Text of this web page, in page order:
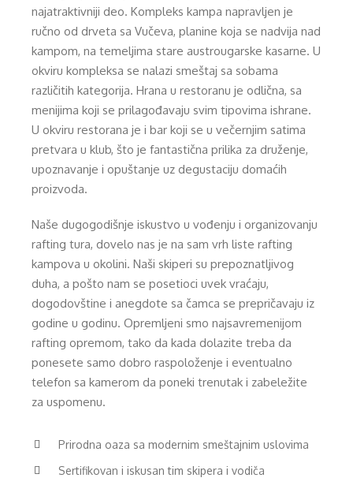
najatraktivniji deo. Kompleks kampa napravljen je
ručno od drveta sa Vučeva, planine koja se nadvija nad
kampom, na temeljima stare austrougarske kasarne. U
okviru kompleksa se nalazi smeštaj sa sobama
različitih kategorija. Hrana u restoranu je odlična, sa
menijima koji se prilagođavaju svim tipovima ishrane.
U okviru restorana je i bar koji se u večernjim satima
pretvara u klub, što je fantastična prilika za druženje,
upoznavanje i opuštanje uz degustaciju domaćih
proizvoda.
Naše dugogodišnje iskustvo u vođenju i organizovanju
rafting tura, dovelo nas je na sam vrh liste rafting
kampova u okolini. Naši skiperi su prepoznatljivog
duha, a pošto nam se posetioci uvek vraćaju,
dogodovštine i anegdote sa čamca se prepričavaju iz
godine u godinu. Opremljeni smo najsavremenijom
rafting opremom, tako da kada dolazite treba da
ponesete samo dobro raspoloženje i eventualno
telefon sa kamerom da poneki trenutak i zabeležite
za uspomenu.
Prirodna oaza sa modernim smeštajnim uslovima
Sertifikovan i iskusan tim skipera i vodiča